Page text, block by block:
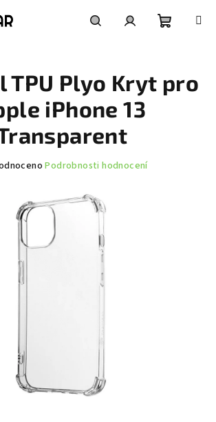
košík
TPU Plyo Kryt pro
iPhone 13
Podrobnosti hodnocení